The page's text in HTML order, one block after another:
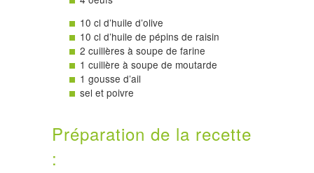
10 cl d’huile d’olive
10 cl d’huile de pépins de raisin
2 cuillères à soupe de farine
1 cuillère à soupe de moutarde
1 gousse d’ail
sel et poivre
Préparation de la recette
: